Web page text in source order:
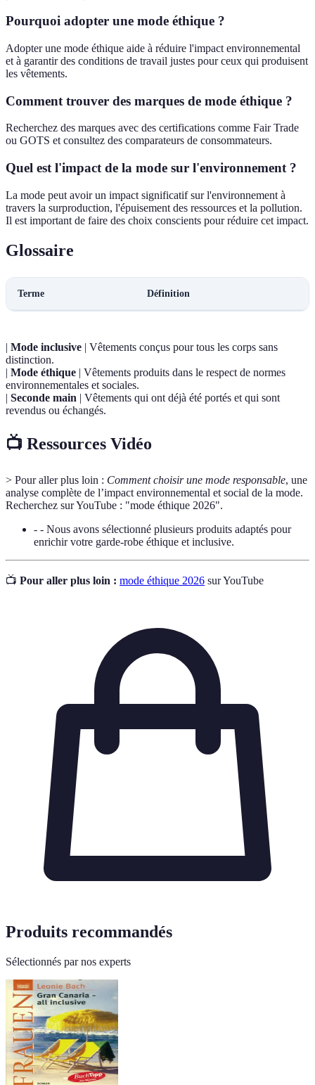
Pourquoi adopter une mode éthique ?
Adopter une mode éthique aide à réduire l'impact environnemental
et à garantir des conditions de travail justes pour ceux qui produisent
les vêtements.
Comment trouver des marques de mode éthique ?
Recherchez des marques avec des certifications comme Fair Trade
ou GOTS et consultez des comparateurs de consommateurs.
Quel est l'impact de la mode sur l'environnement ?
La mode peut avoir un impact significatif sur l'environnement à
travers la surproduction, l'épuisement des ressources et la pollution.
Il est important de faire des choix conscients pour réduire cet impact.
Glossaire
Terme Définition
| Mode inclusive | Vêtements conçus pour tous les corps sans
distinction.
| Mode éthique | Vêtements produits dans le respect de normes
environnementales et sociales.
| Seconde main | Vêtements qui ont déjà été portés et qui sont
revendus ou échangés.
📺 Ressources Vidéo
> Pour aller plus loin : Comment choisir une mode responsable, une
analyse complète de l’impact environnemental et social de la mode.
Recherchez sur YouTube : "mode éthique 2026".
- - Nous avons sélectionné plusieurs produits adaptés pour
enrichir votre garde-robe éthique et inclusive.
📺 Pour aller plus loin : mode éthique 2026 sur YouTube
Produits recommandés
Sélectionnés par nos experts